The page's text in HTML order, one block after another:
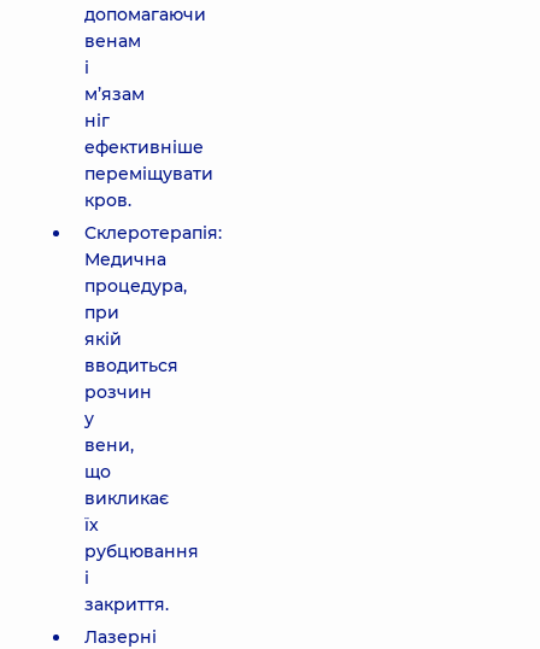
допомагаючи
венам
і
м’язам
ніг
ефективніше
переміщувати
кров.
Склеротерапія:
Медична
процедура,
при
якій
вводиться
розчин
у
вени,
що
викликає
їх
рубцювання
і
закриття.
Лазерні